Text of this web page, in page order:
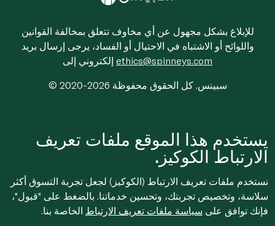
للإبلاغ بشكل مجهول عن أي مخاوف تتعلق بمخالفة القوانين
واللوائح أو الاشتباه في الاحتيال أو الفساد، يرجى إرسال بريد
ethics@spinneys.com
© 2020-2026 سبينس. كل الحقوق محفوظة
يستخدم هذا الموقع ملفات تعريف
الارتباط الكوكيز.
نستخدم ملفات تعريف الارتباط (الكوكيز) لجعل تجربة التسوق أكثر
سلاسة، وتخصيص تجربتك، وتحسين خدماتنا. بالضغط على "قبول"،
فإنك توافق على سياسة ملفات تعريف الارتباط الخاصة بنا.